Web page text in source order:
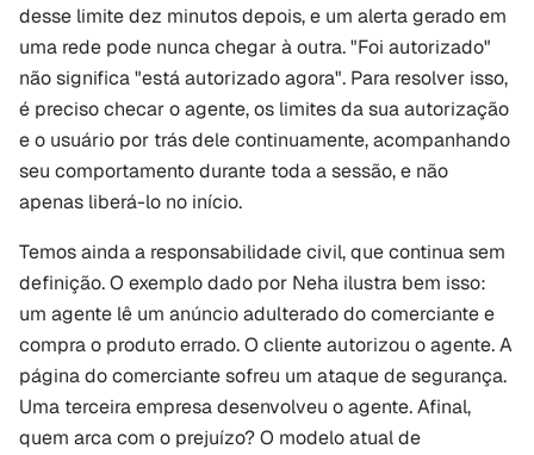
desse limite dez minutos depois, e um alerta gerado em
uma rede pode nunca chegar à outra. "Foi autorizado"
não significa "está autorizado agora". Para resolver isso,
é preciso checar o agente, os limites da sua autorização
e o usuário por trás dele continuamente, acompanhando
seu comportamento durante toda a sessão, e não
apenas liberá-lo no início.
Temos ainda a responsabilidade civil, que continua sem
definição. O exemplo dado por Neha ilustra bem isso:
um agente lê um anúncio adulterado do comerciante e
compra o produto errado. O cliente autorizou o agente. A
página do comerciante sofreu um ataque de segurança.
Uma terceira empresa desenvolveu o agente. Afinal,
quem arca com o prejuízo? O modelo atual de